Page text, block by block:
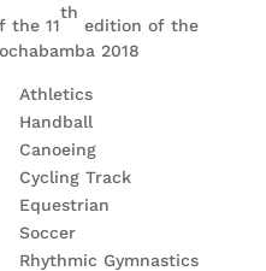
the 11
th
edition of the
2018
Athletics
Handball
Canoeing
Cycling Track
Equestrian
Soccer
Rhythmic Gymnastics